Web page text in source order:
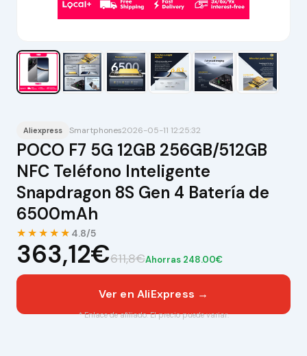
Aliexpress Smartphones2026-05-11 12:25:32
POCO F7 5G 12GB 256GB/512GB
NFC Teléfono Inteligente
Snapdragon 8S Gen 4 Batería de
6500mAh
★★★★★ 4.8/5
363,12€611,8€Ahorras 248.00€
Ver en AliExpress →
* Enlace de afiliado. El precio puede variar.